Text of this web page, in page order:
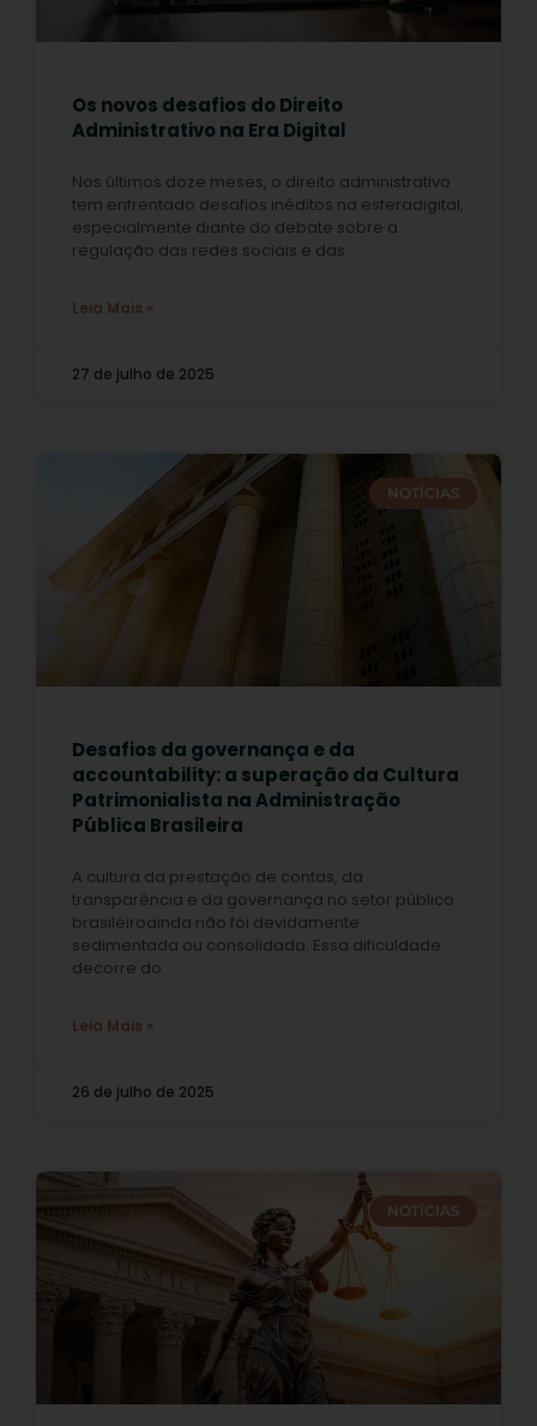
Os novos desafios do Direito
Administrativo na Era Digital
Nos últimos doze meses, o direito administrativo
tem enfrentado desafios inéditos na esferadigital,
especialmente diante do debate sobre a
regulação das redes sociais e das
Leia Mais »
27 de julho de 2025
NOTÍCIAS
Desafios da governança e da
accountability: a superação da Cultura
Patrimonialista na Administração
Pública Brasileira
A cultura da prestação de contas, da
transparência e da governança no setor público
brasileiroainda não foi devidamente
sedimentada ou consolidada. Essa dificuldade
decorre do
Leia Mais »
26 de julho de 2025
NOTÍCIAS